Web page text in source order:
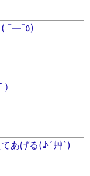
しばらくまたひきこもる( ¯―¯٥)
あげる(♪´艸`)